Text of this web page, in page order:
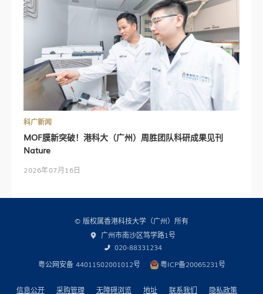
科广新闻
MOF膜新突破！港科大（广州）周胜团队科研成果见刊
Nature
2026年07月16日
© 版权属香港科技大学（广州）所有
广州市南沙区笃学路1号
020-88331234
粤公网安备 44011502001012号
粤ICP备20065231号
信息公开 采购管理 无障碍浏览 地址 联系我们 隐私政策